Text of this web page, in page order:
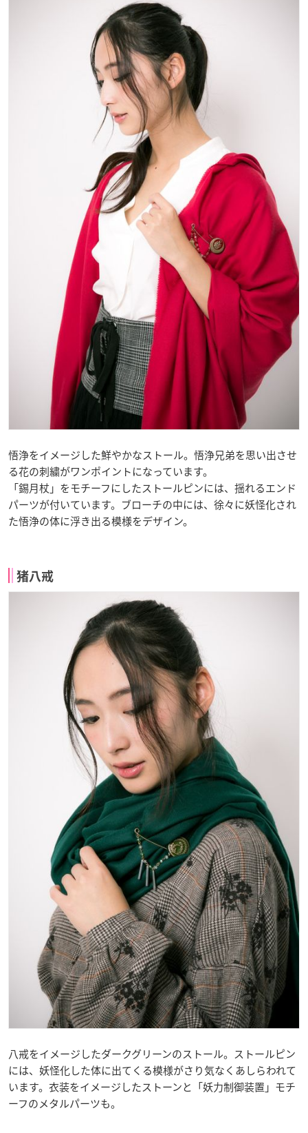
悟浄をイメージした鮮やかなストール。悟浄兄弟を思い出させ
る花の刺繍がワンポイントになっています。
「錫月杖」をモチーフにしたストールピンには、揺れるエンド
パーツが付いています。ブローチの中には、徐々に妖怪化され
た悟浄の体に浮き出る模様をデザイン。
猪八戒
八戒をイメージしたダークグリーンのストール。ストールピン
には、妖怪化した体に出てくる模様がさり気なくあしらわれて
います。衣装をイメージしたストーンと「妖力制御装置」モチ
ーフのメタルパーツも。